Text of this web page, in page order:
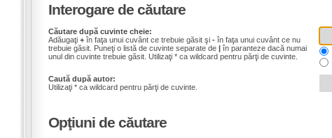
Interogare de căutare
Căutare după cuvinte cheie:
Adăugaţi +în faţa unui cuvânt ce trebuie găsit şi -în faţa unui cuvânt ce nu
trebuie găsit. Puneţi o listă de cuvinte separate de |în paranteze dacă numai
unul din cuvinte trebuie găsit. Utilizaţi * ca wildcard pentru părţi de cuvinte.
Caută după autor:
Utilizaţi * ca wildcard pentru părţi de cuvinte.
Opţiuni de căutare